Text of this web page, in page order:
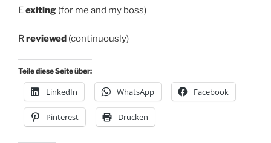
Eexiting (for me and my boss)
Rreviewed (continuously)
Teile diese Seite über:
LinkedIn WhatsApp Facebook
Pinterest Drucken